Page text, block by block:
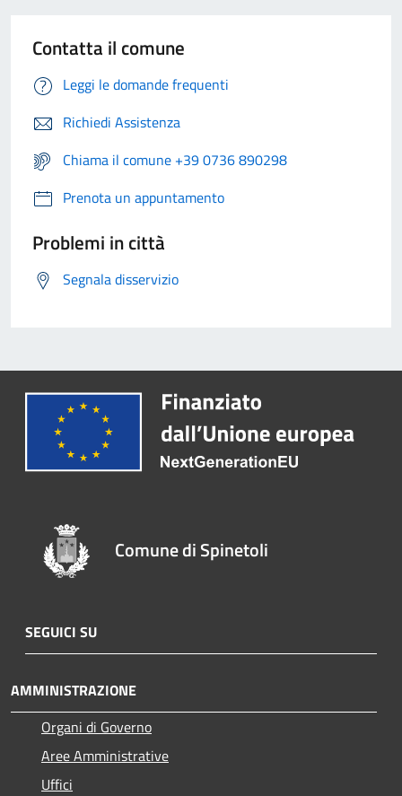
Contatta il comune
Leggi le domande frequenti
Richiedi Assistenza
Chiama il comune +39 0736 890298
Prenota un appuntamento
Problemi in città
Segnala disservizio
Comune di Spinetoli
SEGUICI SU
AMMINISTRAZIONE
Organi di Governo
Aree Amministrative
Uffici